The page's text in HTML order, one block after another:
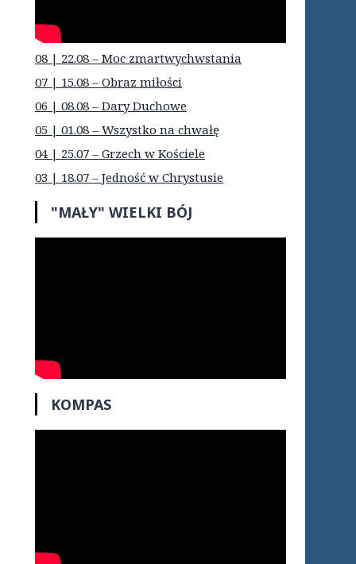
08 | 22.08 – Moc zmartwychwstania
07 | 15.08 – Obraz miłości
06 | 08.08 – Dary Duchowe
05 | 01.08 – Wszystko na chwałę
04 | 25.07 – Grzech w Kościele
03 | 18.07 – Jedność w Chrystusie
"MAŁY" WIELKI BÓJ
KOMPAS